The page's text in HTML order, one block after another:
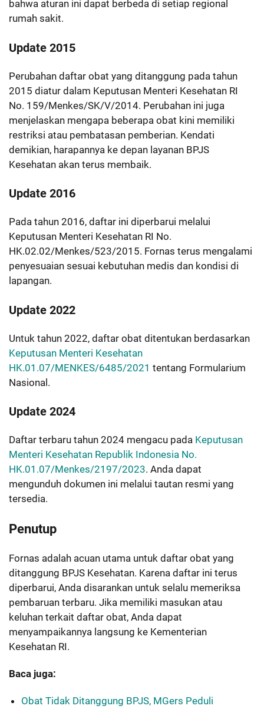
bahwa aturan ini dapat berbeda di setiap regional
rumah sakit.
Update 2015
Perubahan daftar obat yang ditanggung pada tahun
2015 diatur dalam Keputusan Menteri Kesehatan RI
No. 159/Menkes/SK/V/2014. Perubahan ini juga
menjelaskan mengapa beberapa obat kini memiliki
restriksi atau pembatasan pemberian. Kendati
demikian, harapannya ke depan layanan BPJS
Kesehatan akan terus membaik.
Update 2016
Pada tahun 2016, daftar ini diperbarui melalui
Keputusan Menteri Kesehatan RI No.
HK.02.02/Menkes/523/2015. Fornas terus mengalami
penyesuaian sesuai kebutuhan medis dan kondisi di
lapangan.
Update 2022
Untuk tahun 2022, daftar obat ditentukan berdasarkan
Keputusan Menteri Kesehatan
HK.01.07/MENKES/6485/2021 tentang Formularium
Nasional.
Update 2024
Daftar terbaru tahun 2024 mengacu pada Keputusan
Menteri Kesehatan Republik Indonesia No.
HK.01.07/Menkes/2197/2023. Anda dapat
mengunduh dokumen ini melalui tautan resmi yang
tersedia.
Penutup
Fornas adalah acuan utama untuk daftar obat yang
ditanggung BPJS Kesehatan. Karena daftar ini terus
diperbarui, Anda disarankan untuk selalu memeriksa
pembaruan terbaru. Jika memiliki masukan atau
keluhan terkait daftar obat, Anda dapat
menyampaikannya langsung ke Kementerian
Kesehatan RI.
Baca juga:
Obat Tidak Ditanggung BPJS, MGers Peduli